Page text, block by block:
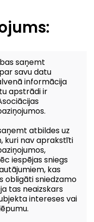
saņemt
savu datu
informācija
apstrādi ir
atbildes uz
kuri nav aprakstīti
iespējas sniegs
kas
obligāti sniedzamo
tas neaizskars
intereses vai